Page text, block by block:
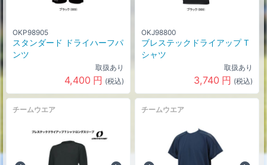
OKP98905
スタンダード ドライハーフパ
ンツ
取扱あり
4,400 円 (税込)
OKJ98800
ブレステックドライアップ T
シャツ
取扱あり
3,740 円 (税込)
チームウエア チームウエア